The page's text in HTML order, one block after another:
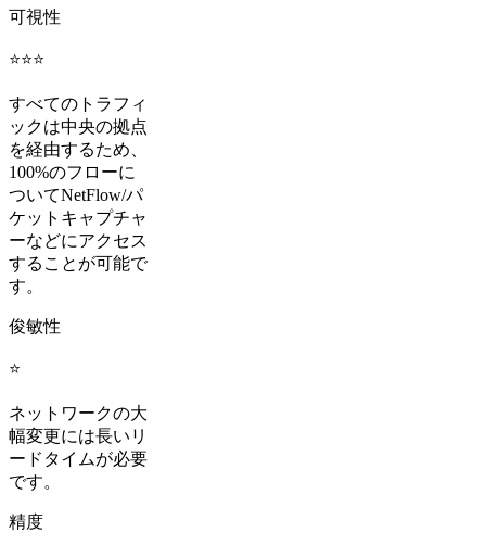
可視性
⭐⭐⭐
すべてのトラフィ
ックは中央の拠点
を経由するため、
100%のフローに
ついてNetFlow/パ
ケットキャプチャ
ーなどにアクセス
することが可能で
す。
俊敏性
⭐
ネットワークの大
幅変更には長いリ
ードタイムが必要
です。
精度